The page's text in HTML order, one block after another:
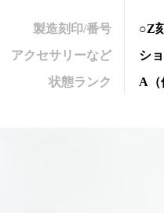
製造刻印/番号 ○Z
アクセサリーなど
シ
状態ランク
A （